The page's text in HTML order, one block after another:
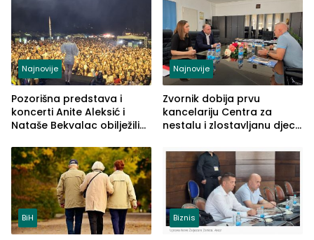
Najnovije
Pozorišna predstava i
koncerti Anite Aleksić i
Nataše Bekvalac obilježili
ljeta (FOTO)
Najnovije
Zvornik dobija prvu
kancelariju Centra za
nestalu i zlostavljanu djecu
BiH Biznis